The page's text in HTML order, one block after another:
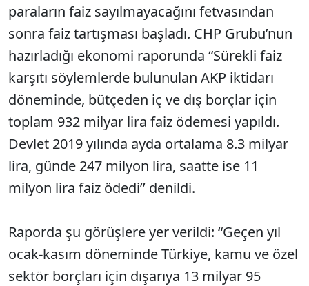
paraların faiz sayılmayacağını fetvasından
sonra faiz tartışması başladı. CHP Grubu’nun
hazırladığı ekonomi raporunda “Sürekli faiz
karşıtı söylemlerde bulunulan AKP iktidarı
döneminde, bütçeden iç ve dış borçlar için
toplam 932 milyar lira faiz ödemesi yapıldı.
Devlet 2019 yılında ayda ortalama 8.3 milyar
lira, günde 247 milyon lira, saatte ise 11
milyon lira faiz ödedi’’ denildi.
Raporda şu görüşlere yer verildi: “Geçen yıl
ocak-kasım döneminde Türkiye, kamu ve özel
sektör borçları için dışarıya 13 milyar 95